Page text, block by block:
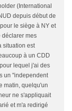
(International
depuis début de
le siège à NY et
déclarer mes
situation est
à un CDD
lequel j'ai des
un "independent
matin, quelqu'un
ne s'appliquait
et m'a redirigé